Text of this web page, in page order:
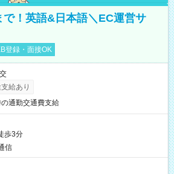
で！英語&日本語＼EC運営サ
登録・面接OK
給あり
通勤交通費支給
歩3分
信